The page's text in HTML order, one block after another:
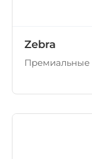
Zebra
Премиальные